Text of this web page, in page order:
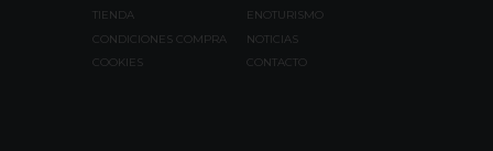
TIENDA
ENOTURISMO
CONDICIONES COMPRA
NOTICIAS
COOKIES
CONTACTO